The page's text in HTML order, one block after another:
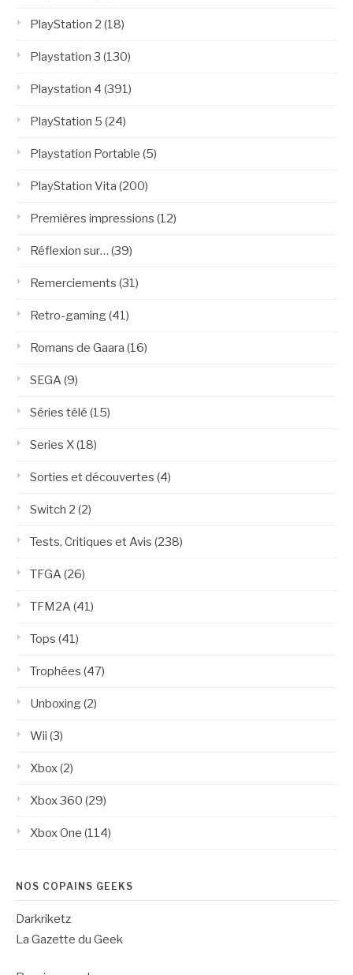
PlayStation 2 (18)
Playstation 3 (130)
Playstation 4 (391)
PlayStation 5 (24)
Playstation Portable (5)
PlayStation Vita (200)
Premières impressions (12)
Réflexion sur… (39)
Remerciements (31)
Retro-gaming(41)
Romans de Gaara (16)
SEGA (9)
Séries télé (15)
Series X(18)
Sorties et découvertes (4)
Switch 2 (2)
Tests, Critiques et Avis (238)
TFGA (26)
TFM2A (41)
Tops (41)
Trophées (47)
Unboxing(2)
Wii (3)
Xbox(2)
Xbox 360 (29)
Xbox One (114)
NOS COPAINS GEEKS
Darkriketz
La Gazette du Geek